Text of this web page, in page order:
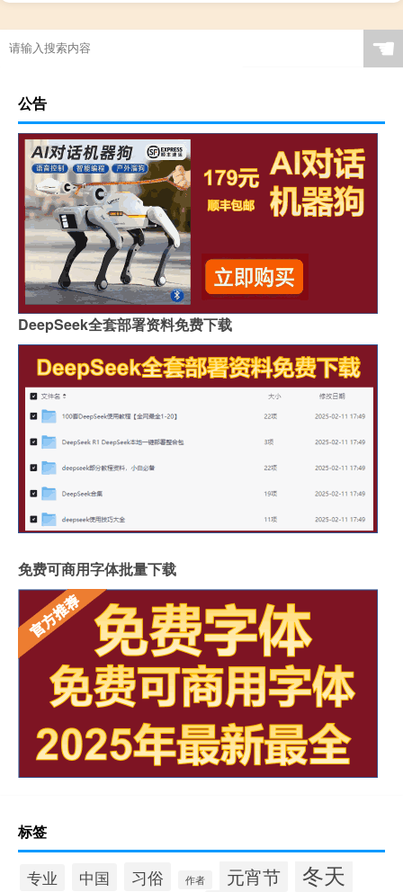
☚
公告
DeepSeek全套部署资料免费下载
免费可商用字体批量下载
标签
专业 中国 习俗 作者 元宵节 冬天